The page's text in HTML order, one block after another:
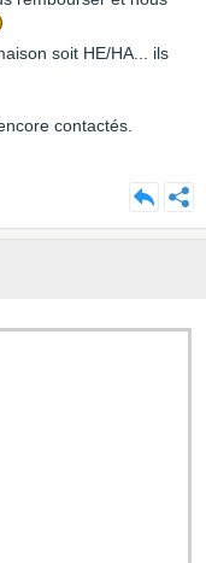
soit HE/HA... ils
contactés.